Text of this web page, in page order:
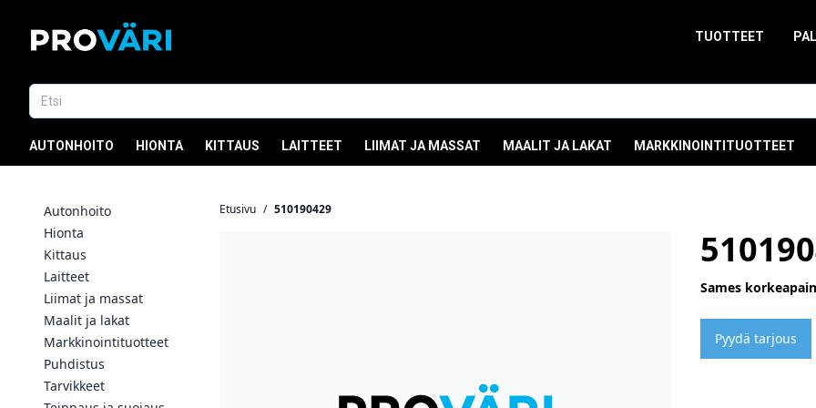
TUOTTEET
AUTONHOITO HIONTA KITTAUS LAITTEET LIIMAT JA MASSAT MAALIT JA LAKAT MARKKINOINTITUOTTEET
Autonhoito
Hionta
Kittaus
Laitteet
Liimat ja massat
Maalit ja lakat
Markkinointituotteet
Puhdistus
Tarvikkeet
Etusivu / 510190429
Sames
Pyydä tarjous